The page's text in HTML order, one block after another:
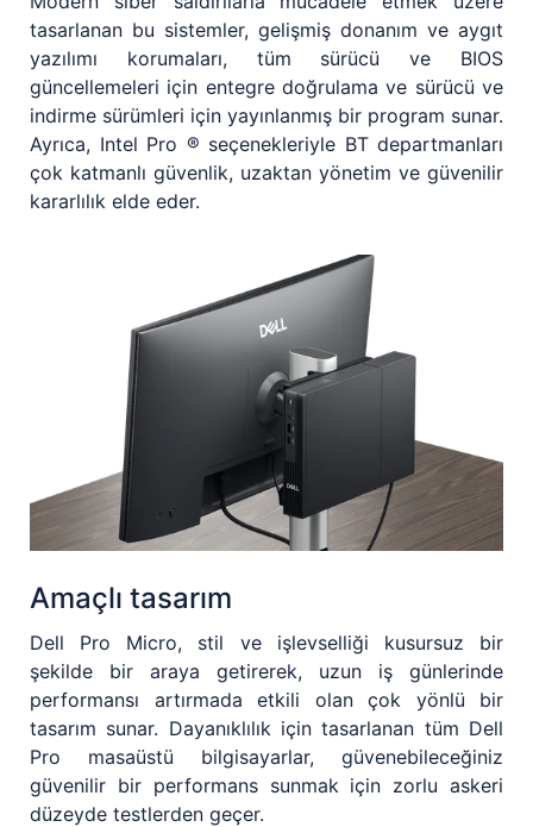
tasarlanan bu sistemler, gelişmiş donanım ve aygıt
yazılımı korumaları, tüm sürücü ve BIOS
güncellemeleri için entegre doğrulama ve sürücü ve
indirme sürümleri için yayınlanmış bir program sunar.
Ayrıca, Intel Pro ® seçenekleriyle BT departmanları
çok katmanlı güvenlik, uzaktan yönetim ve güvenilir
kararlılık elde eder.
Amaçlı tasarım
Dell Pro Micro, stil ve işlevselliği kusursuz bir
şekilde bir araya getirerek, uzun iş günlerinde
performansı artırmada etkili olan çok yönlü bir
tasarım sunar. Dayanıklılık için tasarlanan tüm Dell
Pro masaüstü bilgisayarlar, güvenebileceğiniz
güvenilir bir performans sunmak için zorlu askeri
düzeyde testlerden geçer.